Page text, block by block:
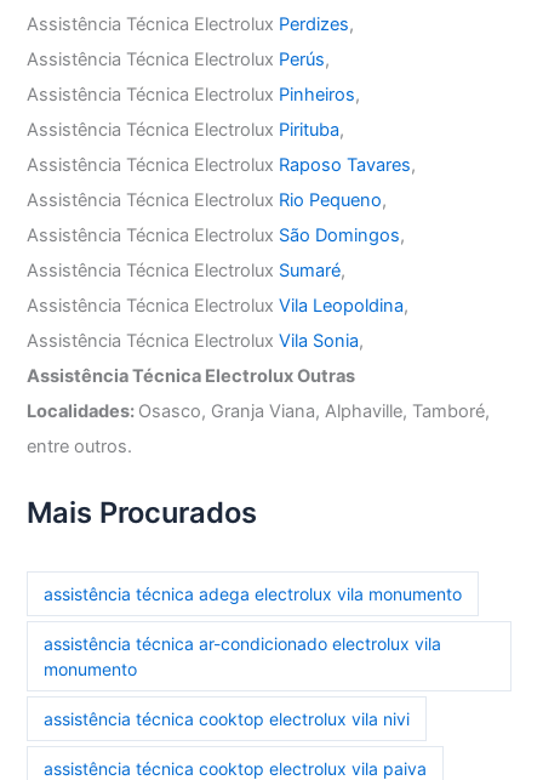
Assistência Técnica Electrolux Perdizes,
Assistência Técnica Electrolux Perús,
Assistência Técnica Electrolux Pinheiros,
Assistência Técnica Electrolux Pirituba,
Assistência Técnica Electrolux Raposo Tavares,
Assistência Técnica Electrolux Rio Pequeno,
Assistência Técnica Electrolux São Domingos,
Assistência Técnica Electrolux Sumaré,
Assistência Técnica ElectroluxVila Leopoldina,
Assistência Técnica ElectroluxVila Sonia,
Assistência Técnica Electrolux Outras
Localidades: Osasco, Granja Viana, Alphaville, Tamboré,
entre outros.
Mais Procurados
assistência técnica adega electrolux vila monumento
assistência técnica ar-condicionado electrolux vila
monumento
assistência técnica cooktop electrolux vila nivi
assistência técnica cooktop electrolux vila paiva